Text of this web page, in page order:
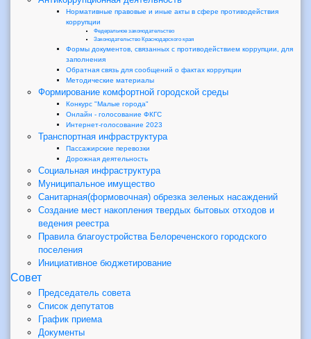
Нормативные правовые и иные акты в сфере противодействия
коррупции
Федеральное законодательство
Законодательство Краснодарского края
Формы документов, связанных с противодействием коррупции, для
заполнения
Обратная связь для сообщений о фактах коррупции
Методические материалы
Формирование комфортной городской среды
Конкурс "Малые города"
Онлайн - голосование ФКГС
Интернет-голосование 2023
Транспортная инфраструктура
Пассажирские перевозки
Дорожная деятельность
Социальная инфраструктура
Муниципальное имущество
Санитарная(формовочная) обрезка зеленых насаждений
Создание мест накопления твердых бытовых отходов и
ведения реестра
Правила благоустройства Белореченского городского
поселения
Инициативное бюджетирование
Совет
Председатель совета
Список депутатов
График приема
Документы